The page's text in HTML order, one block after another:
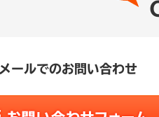
メールでのお問い合わせ